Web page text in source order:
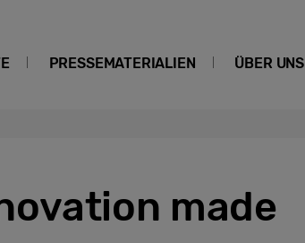
PRESSEMATERIALIEN ÜBER UNS
made